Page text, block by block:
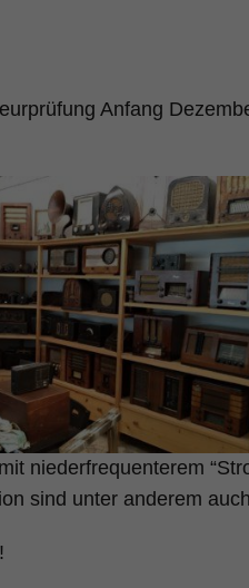
Anfang
niederfrequenterem
sind unter anderem